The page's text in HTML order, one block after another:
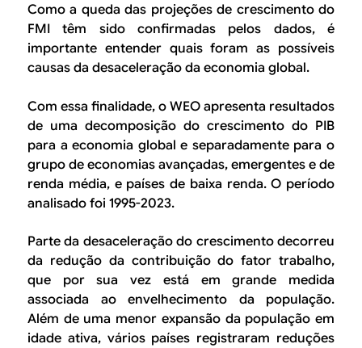
Como a queda das projeções de crescimento do
FMI têm sido confirmadas pelos dados, é
importante entender quais foram as possíveis
causas da desaceleração da economia global.
Com essa finalidade, o WEO apresenta resultados
de uma decomposição do crescimento do PIB
para a economia global e separadamente para o
grupo de economias avançadas, emergentes e de
renda média, e países de baixa renda. O período
analisado foi 1995-2023.
Parte da desaceleração do crescimento decorreu
da redução da contribuição do fator trabalho,
que por sua vez está em grande medida
associada ao envelhecimento da população.
Além de uma menor expansão da população em
idade ativa, vários países registraram reduções